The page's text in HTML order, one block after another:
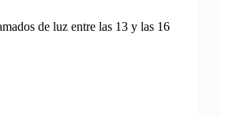
de luz entre las 13 y las 16